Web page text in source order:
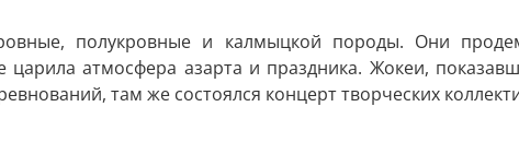
полукровные и калмыцкой породы. Они
атмосфера азарта и праздника. Жокеи,
там же состоялся концерт творческих